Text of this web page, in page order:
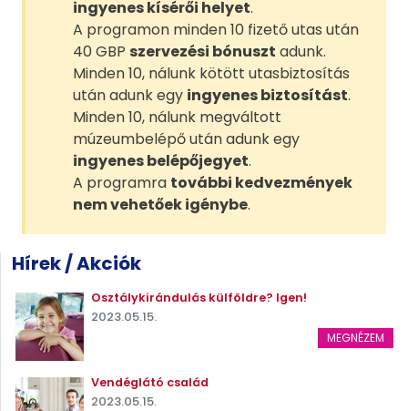
ingyenes kísérői helyet.
A programon minden 10 fizető utas után
40 GBP szervezési bónuszt adunk.
Minden 10, nálunk kötött utasbiztosítás
után adunk egy ingyenes biztosítást.
Minden 10, nálunk megváltott
múzeumbelépő után adunk egy
ingyenes belépőjegyet.
A programra további kedvezmények
nem vehetőek igénybe.
Hírek / Akciók
Osztálykirándulás külföldre? Igen!
2023.05.15.
MEGNÉZEM
Vendéglátó család
2023.05.15.